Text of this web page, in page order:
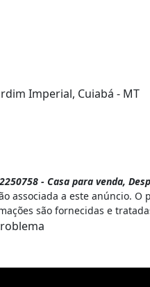
Imperial, Cuiabá - MT
- Casa para venda,
associada a este anúncio. O
são fornecidas e